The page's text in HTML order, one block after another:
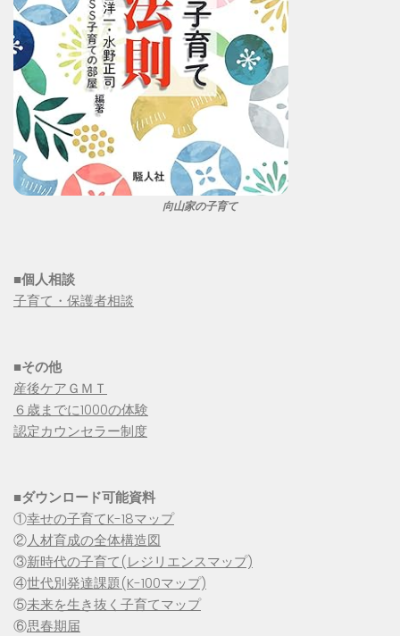
向山家の子育て
■個人相談
子育て・保護者相談
■その他
産後ケアＧＭＴ
６歳までに1000の体験
認定カウンセラー制度
■ダウンロード可能資料
①幸せの子育てK-18マップ
②人材育成の全体構造図
③新時代の子育て(レジリエンスマップ)
④世代別発達課題(K-100マップ)
⑤未来を生き抜く子育てマップ
⑥思春期届